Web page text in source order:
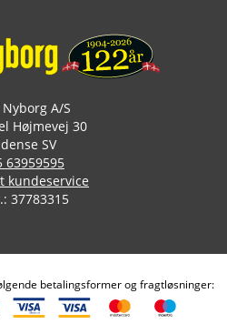
A/S
Højmevej 30
SV
63959595
kundeservice
37783315
betalingsformer og fragtløsninger: